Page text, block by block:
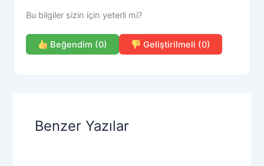
Bu bilgiler sizin için yeterli mi?
Beğendim (0) Geliştirilmeli (0)
Benzer Yazılar